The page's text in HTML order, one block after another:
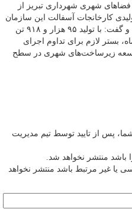
شهری شهرداری تبریز از
کارخانجات آسفالت این سازمان
در چهار ماه نخست سال ۱۴۰۵ خبر داد و گفت: با تولید ۹۵ هزار و ۹۱۸ تن
بستر لازم برای تداوم اجرای
زیرساخت‌های شهری در سطح
پس از تایید توسط تیم مدیریت
باشد منتشر نخواهد شد.
یا غیر مرتبط باشد منتشر نخواهد